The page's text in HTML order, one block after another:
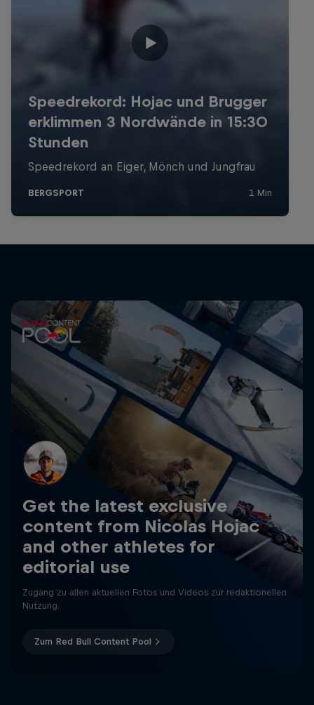
Get the latest exclusive
content from Nicolas Hojac
and other athletes for
editorial use
Zugang zu allen aktuellen Fotos und Videos zur redaktionellen
Nutzung.
Zum Red Bull Content Pool